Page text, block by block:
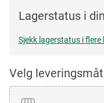
Lagerstatus i
Sjekk lagerstatus i flere
Velg